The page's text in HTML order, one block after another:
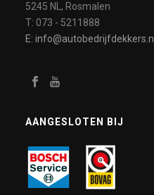
5245 NL, Rosmalen
T: 073 - 5211888
E: info@autobedrijfdekkers.nl
AANGESLOTEN BIJ